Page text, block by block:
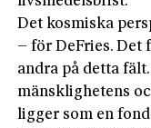
Det kosmiska
– för DeFries. Det
andra på detta
mänsklighetens
ligger som en